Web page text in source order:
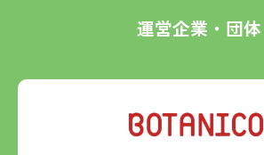
運営企業・団体